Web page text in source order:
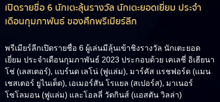
เปิดรายชื่อ 6 นักเตะลุ้นรางวัล นักเตะยอดเยี่ยม ประจำ
เดือนกุมภาพันธ์ ของศึกพรีเมียร์ลีก
พรีเมียร์ลีกเปิดรายชื่อ 6 ผู้เล่นมีลุ้นเข้าชิงรางวัล นักเตะยอด
เยี่ยม ประจำเดือนกุมภาพันธ์ 2023 ประกอบด้วย เคเลชี่ อิเฮียนา
โช่ (เลสเตอร์), แบร์นด เลโน่ (ฟูแล่ม), มาร์คัส แรชฟอร์ด (แมน
เชสเตอร์ ยูไนเต็ด), เอเมอร์สัน โรแยล (สเปอร์ส), มาเนอร์
โซโลมอน (ฟูแล่ม) และโอลลี่ วัตกินส์ (แอสตัน วิลล่า)